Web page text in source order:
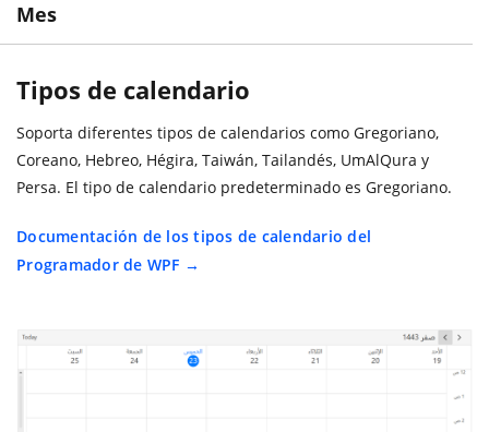
Mes
Tipos de calendario
Soporta diferentes tipos de calendarios como Gregoriano,
Coreano, Hebreo, Hégira, Taiwán, Tailandés, UmAlQura y
Persa. El tipo de calendario predeterminado es Gregoriano.
Documentación de los tipos de calendario del
Programador de WPF